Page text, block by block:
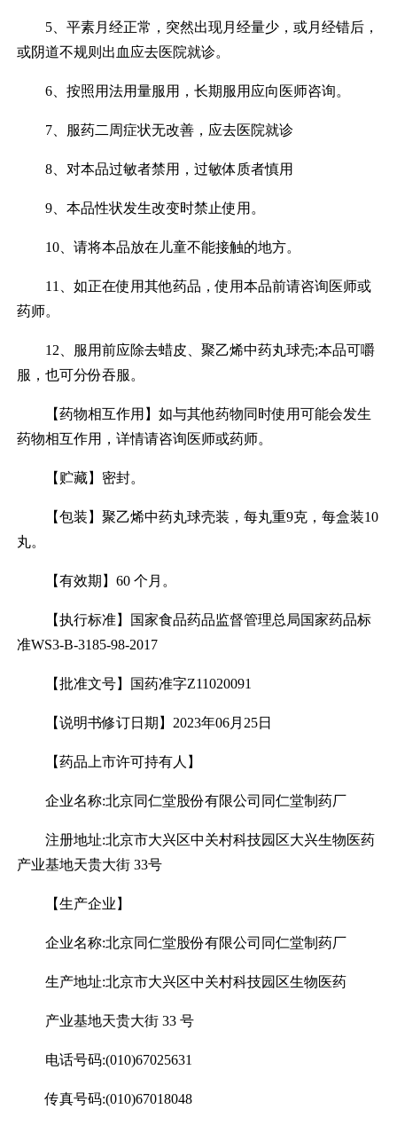
5、平素月经正常，突然出现月经量少，或月经错后，
或阴道不规则出血应去医院就诊。
6、按照用法用量服用，长期服用应向医师咨询。
7、服药二周症状无改善，应去医院就诊
8、对本品过敏者禁用，过敏体质者慎用
9、本品性状发生改变时禁止使用。
10、请将本品放在儿童不能接触的地方。
11、如正在使用其他药品，使用本品前请咨询医师或
药师。
12、服用前应除去蜡皮、聚乙烯中药丸球壳;本品可嚼
服，也可分份吞服。
【药物相互作用】如与其他药物同时使用可能会发生
药物相互作用，详情请咨询医师或药师。
【贮藏】密封。
【包装】聚乙烯中药丸球壳装，每丸重9克，每盒装10
丸。
【有效期】60 个月。
【执行标准】国家食品药品监督管理总局国家药品标
准WS3-B-3185-98-2017
【批准文号】国药准字Z11020091
【说明书修订日期】2023年06月25日
【药品上市许可持有人】
企业名称:北京同仁堂股份有限公司同仁堂制药厂
注册地址:北京市大兴区中关村科技园区大兴生物医药
产业基地天贵大街 33号
【生产企业】
企业名称:北京同仁堂股份有限公司同仁堂制药厂
生产地址:北京市大兴区中关村科技园区生物医药
产业基地天贵大街 33 号
电话号码:(010)67025631
传真号码:(010)67018048